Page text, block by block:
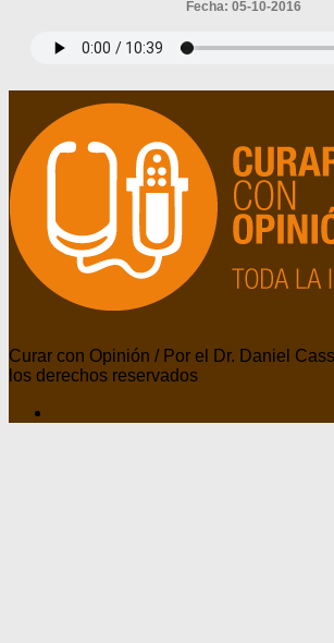
Fecha: 05-10-2016
Curar con Opinión / Por el Dr. Daniel
los derechos reservados